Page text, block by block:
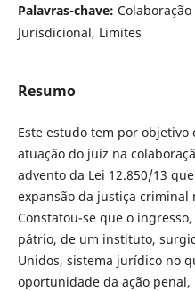
Palavras-chave:
Jurisdicional, Limites
Resumo
Este estudo tem por
atuação do juiz na
advento da Lei 12.850/13
expansão da justiça
Constatou-se que o
pátrio, de um instituto,
Unidos, sistema jurídico no
oportunidade da ação